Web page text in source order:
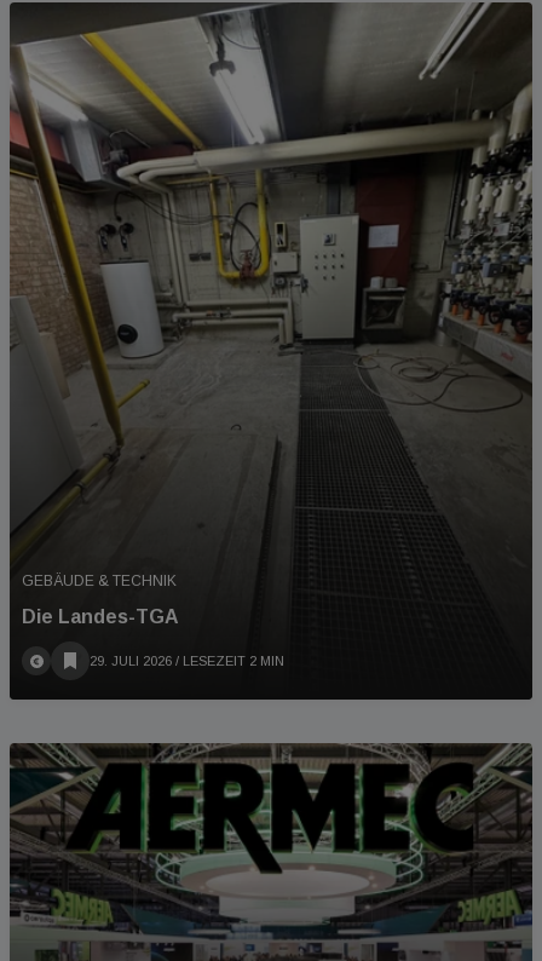
GEBÄUDE & TECHNIK
Die Landes-TGA
29. JULI 2026 / LESEZEIT 2 MIN